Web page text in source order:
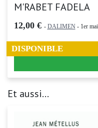
M'RABET FADELA
12,00 € - DALIMEN- 1er
DISPONIBLE
Et aussi...